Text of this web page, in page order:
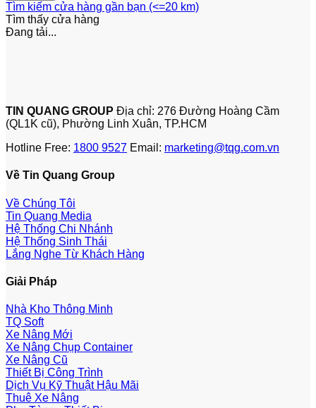
Tìm kiếm cửa hàng gần bạn (<=20 km)
Tìm thấy cửa hàng
Đang tải...
TIN QUANG GROUP Địa chỉ: 276 Đường Hoàng Cầm
(QL1K cũ), Phường Linh Xuân, TP.HCM
Hotline Free: 1800 9527 Email: marketing@tqg.com.vn
Về Tin Quang Group
Về Chúng Tôi
Tin Quang Media
Hệ Thống Chi Nhánh
Hệ Thống Sinh Thái
Lắng Nghe Từ Khách Hàng
Giải Pháp
Nhà Kho Thông Minh
TQ Soft
Xe Nâng Mới
Xe Nâng Chụp Container
Xe Nâng Cũ
Thiết Bị Công Trình
Dịch Vụ Kỹ Thuật Hậu Mãi
Thuê Xe Nâng